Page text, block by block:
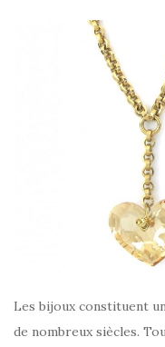
Les bijoux constituent
de nombreux siècles.